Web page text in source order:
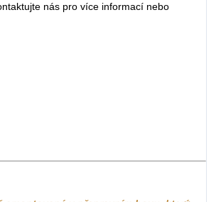
nás pro více informací nebo